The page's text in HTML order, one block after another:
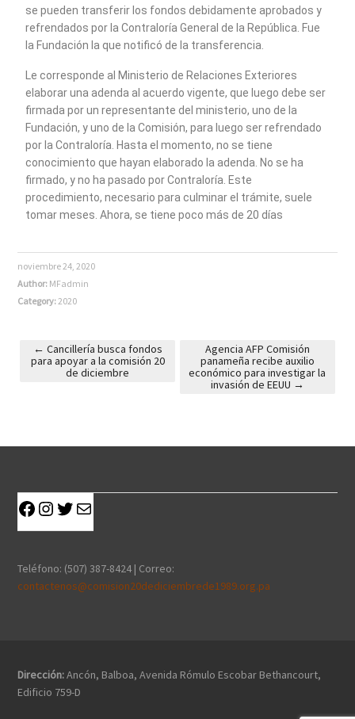
se pueden transferir los fondos debidamente aprobados y
refrendados por la Contraloría General de la República. Fue
la Fundación la que notificó de la transferencia.
Le corresponde al Ministerio de Relaciones Exteriores
elaborar una adenda al acuerdo vigente, que luego debe ser
firmada por un representante del ministerio, uno de la
Fundación, y uno de la Comisión, para luego ser refrendado
por la Contraloría. Hasta el momento, no se tiene
conocimiento que hayan elaborado la adenda. No se ha
firmado, y no ha pasado por Contraloría. Este
procedimiento, necesario para culminar el trámite, suele
tomar meses. Ahora, se tiene poco más de 20 días
noviembre 24, 2020
Author: MFadmin
Category:2020
Post navigation
← Cancillería busca fondos
para apoyar a la comisión 20
de diciembre
Agencia AFP Comisión
panameña recibe auxilio
económico para investigar la
invasión de EEUU →
Teléfono: (507) 387-8424 | Correo:
contactenos@comision20dediciembrede1989.org.pa
Dirección:Ancón, Balboa, Avenida Rómulo Escobar Bethancourt,
Edificio 759-D